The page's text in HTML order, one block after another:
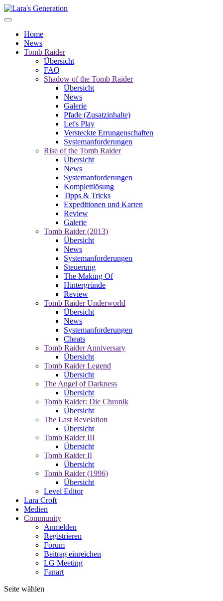
Home
News
Tomb Raider
Übersicht
FAQ
Shadow of the Tomb Raider
Übersicht
News
Galerie
Pfade (Zusatzinhalte)
Let's Play
Versteckte Errungenschaften
Systemanforderungen
Rise of the Tomb Raider
Übersicht
News
Systemanforderungen
Komplettlösung
Tipps & Tricks
Expeditionen und Karten
Review
Galerie
Tomb Raider (2013)
Übersicht
News
Systemanforderungen
Steuerung
The Making Of
Hintergründe
Review
Tomb Raider Underworld
Übersicht
News
Systemanforderungen
Cheats
Tomb Raider Anniversary
Übersicht
Tomb Raider Legend
Übersicht
The Angel of Darkness
Übersicht
Tomb Raider: Die Chronik
Übersicht
The Last Revelation
Übersicht
Tomb Raider III
Übersicht
Tomb Raider II
Übersicht
Tomb Raider (1996)
Übersicht
Level Editor
Lara Croft
Medien
Community
Anmelden
Registrieren
Forum
Beitrag einreichen
LG Meeting
Fanart
Seite wählen